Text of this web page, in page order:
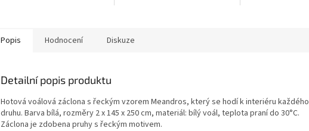
Popis Hodnocení Diskuze
Detailní popis produktu
Hotová voálová záclona s řeckým vzorem Meandros, který se hodí k interiéru každého
druhu. Barva bílá, rozměry 2 x 145 x 250 cm, materiál: bílý voál, teplota praní do 30°C.
Záclona je zdobena pruhy s řeckým motivem.